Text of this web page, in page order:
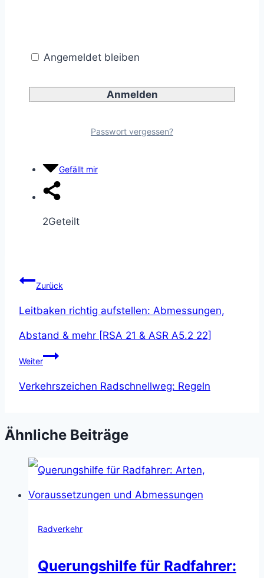
Gefällt mir
2Geteilt
Beitragsnavigation
Zurück
Leitbaken richtig aufstellen: Abmessungen,
Abstand & mehr [RSA 21 & ASR A5.2 22]
Weiter
Verkehrszeichen Radschnellweg: Regeln
Ähnliche Beiträge
Radverkehr
Querungshilfe für Radfahrer:
Angemeldet bleiben
Passwort vergessen?